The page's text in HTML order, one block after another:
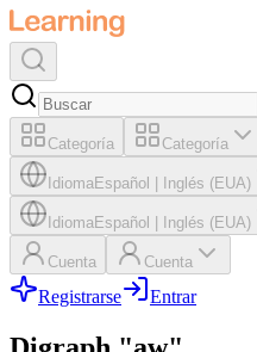
Categoría Categoría
IdiomaEspañol Inglés (EUA)
IdiomaEspañol Inglés (EUA)
Cuenta Cuenta
Registrarse Entrar